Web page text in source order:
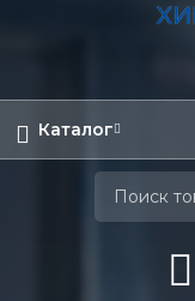
Каталог